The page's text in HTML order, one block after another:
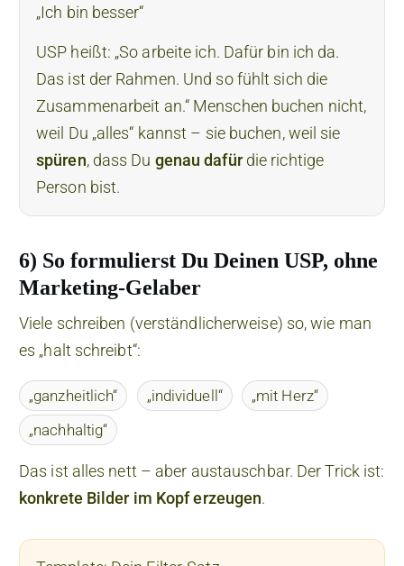
„Ich bin besser“
USP heißt: „So arbeite ich. Dafür bin ich da.
Das ist der Rahmen. Und so fühlt sich die
Zusammenarbeit an.“ Menschen buchen nicht,
weil Du „alles“ kannst – sie buchen, weil sie
spüren, dass Du genau dafürdie richtige
Person bist.
6) So formulierst Du Deinen USP, ohne
Marketing-Gelaber
Viele schreiben (verständlicherweise) so, wie man
es „halt schreibt“:
„ganzheitlich“ „individuell“
„mit Herz“
„nachhaltig“
Das ist alles nett – aber austauschbar. Der Trick ist:
konkrete Bilder im Kopf erzeugen.